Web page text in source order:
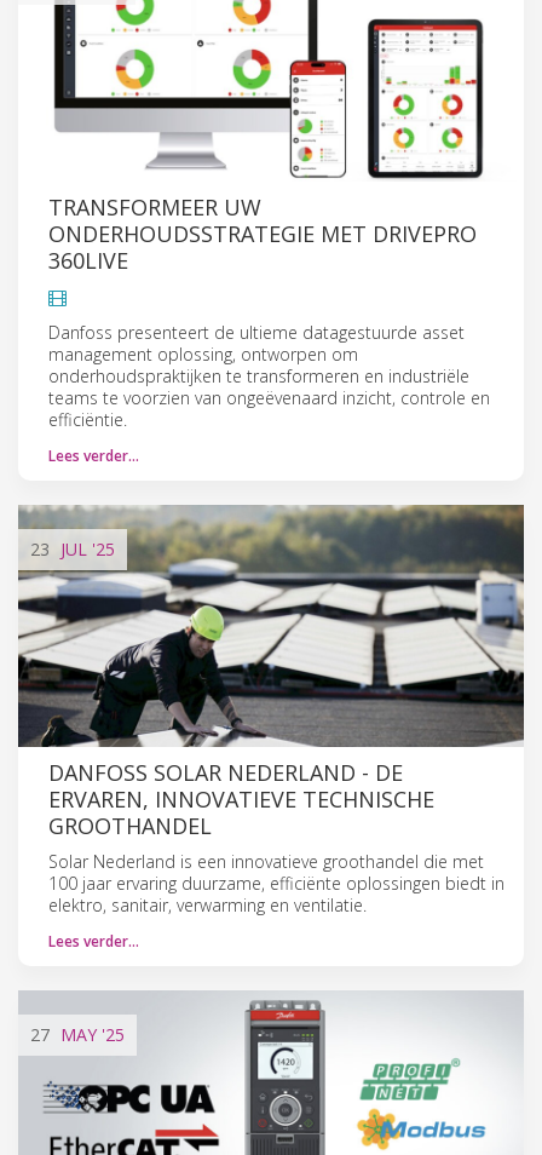
TRANSFORMEER UW
ONDERHOUDSSTRATEGIE MET DRIVEPRO
360LIVE
Danfoss presenteert de ultieme datagestuurde asset
management oplossing, ontworpen om
onderhoudspraktijken te transformeren en industriële
teams te voorzien van ongeëvenaard inzicht, controle en
efficiëntie.
Lees verder…
23 JUL '25
DANFOSS SOLAR NEDERLAND - DE
ERVAREN, INNOVATIEVE TECHNISCHE
GROOTHANDEL
Solar Nederland is een innovatieve groothandel die met
100 jaar ervaring duurzame, efficiënte oplossingen biedt in
elektro, sanitair, verwarming en ventilatie.
Lees verder…
27 MAY '25